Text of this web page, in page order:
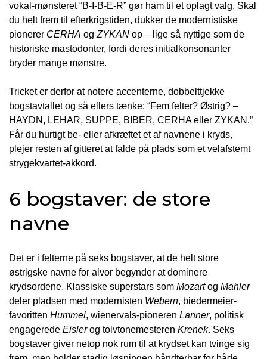
vokal-mønsteret “B-I-B-E-R” gør ham til et oplagt valg. Skal
du helt frem til efterkrigstiden, dukker de modernistiske
pionerer CERHA og ZYKAN op – lige så nyttige som de
historiske mastodonter, fordi deres initialkonsonanter
bryder mange mønstre.
Tricket er derfor at notere accenterne, dobbelttjekke
bogstavtallet og så ellers tænke: “Fem felter? Østrig? –
HAYDN, LEHAR, SUPPE, BIBER, CERHA eller ZYKAN.”
Får du hurtigt be- eller afkræftet et af navnene i kryds,
plejer resten af gitteret at falde på plads som et velafstemt
strygekvartet-akkord.
6 bogstaver: de store
navne
Det er i felterne på seks bogstaver, at de helt store
østrigske navne for alvor begynder at dominere
krydsordene. Klassiske superstars som Mozartog Mahler
deler pladsen med modernisten Webern, biedermeier-
favoritten Hummel, wienervals-pioneren Lanner, politisk
engagerede Eislerog tolvtonemesteren Krenek. Seks
bogstaver giver netop nok rum til at krydset kan tvinge sig